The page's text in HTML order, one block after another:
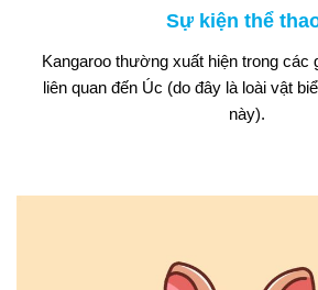
Sự kiện thể
Kangaroo thường xuất hiện trong các
liên quan đến Úc (do đây là loài vật
này).